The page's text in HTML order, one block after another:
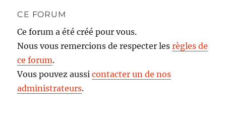
CE FORUM
Ce forum a été créé pour vous.
Nous vous remercions de respecter lesrègles de
ce forum.
Vous pouvez aussicontacter un de nos
administrateurs.